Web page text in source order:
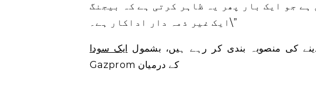
جو ایک بار پھر یہ ظاہر کرتی ہے کہ بیجنگ
ایک غیر ذمہ دار اداکار ہے۔\”
کی منصوبہ بندی کر رہے ہیں، بشمول ایک سودا
Gazprom کے درمیان